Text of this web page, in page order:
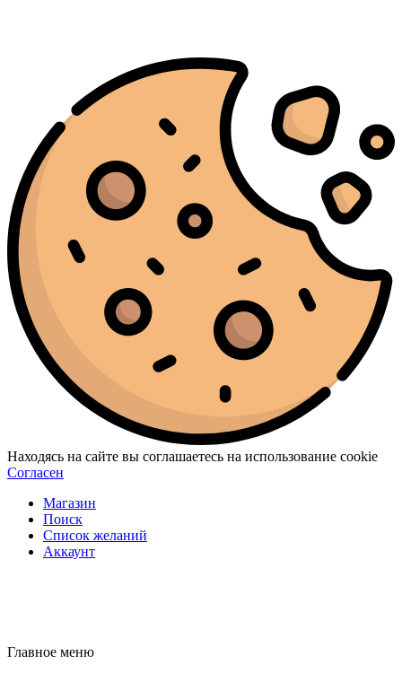
Находясь на сайте вы соглашаетесь на использование cookie
Согласен
Магазин
Поиск
Список желаний
Аккаунт
Главное меню